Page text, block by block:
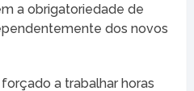
a obrigatoriedade de
dos novos
a trabalhar horas